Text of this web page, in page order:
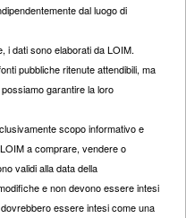
dal luogo di
i dati sono elaborati da LOIM.
pubbliche ritenute attendibili, ma
garantire la loro
scopo informativo e
a comprare, vendere o
validi alla data della
e non devono essere intesi
essere intesi come una